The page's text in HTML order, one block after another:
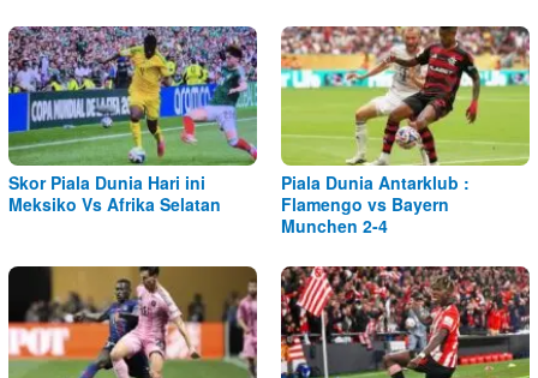
Skor Piala Dunia Hari ini
Meksiko Vs Afrika Selatan
Piala Dunia Antarklub :
Flamengo vs Bayern
Munchen 2-4